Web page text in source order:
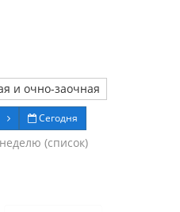
и очно-заочная
Сегодня
(список)